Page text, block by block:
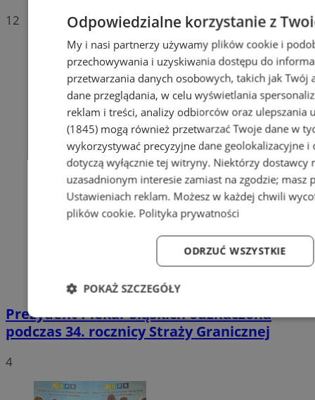
12
Prezydent Piekar Śląskich odznaczona
podczas 34. rocznicy Straży Granicznej
4
Odpowiedzialne korzystanie z
My i nasi partnerzy używamy plików cookie i
przechowywania i uzyskiwania dostępu do
przetwarzania danych osobowych, takich jak
dane przeglądania, w celu wyświetlania
reklam i treści, analizy odbiorców oraz ulepszania
(1845)mogą również przetwarzać Twoje dane w
wykorzystywać precyzyjne dane geolokalizacyjne
dotyczą wyłącznie tej witryny. Niektórzy dostawcy
uzasadnionym interesie zamiast na zgodzie; masz
Ustawieniach reklam. Możesz w każdej chwili
plików cookie. Polityka prywatności
ODRZUĆ WSZYSTKIE
POKAŻ SZCZEGÓŁY
Niezbędne Wydajność Targetowanie